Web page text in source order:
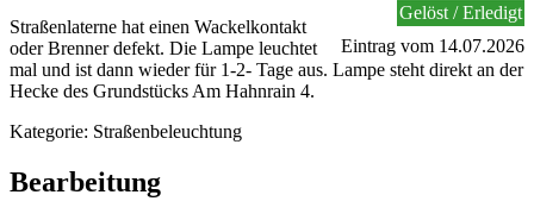
Gelöst / Erledigt
Eintrag vom 14.07.2026
Straßenlaterne hat einen Wackelkontakt
oder Brenner defekt. Die Lampe leuchtet
mal und ist dann wieder für 1-2- Tage aus. Lampe steht direkt an der
Hecke des Grundstücks Am Hahnrain 4.
Kategorie: Straßenbeleuchtung
Bearbeitung